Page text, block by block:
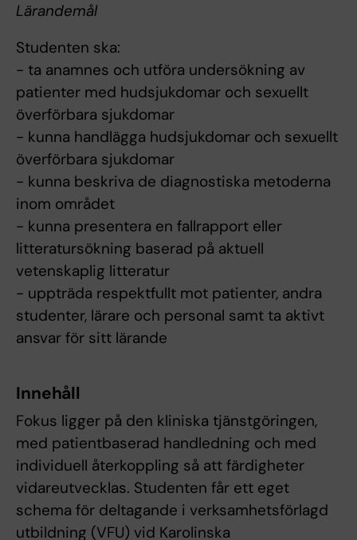
Lärandemål
Studenten ska:
- ta anamnes och utföra undersökning av
patienter med hudsjukdomar och sexuellt
överförbara sjukdomar
- kunna handlägga hudsjukdomar och sexuellt
överförbara sjukdomar
- kunna beskriva de diagnostiska metoderna
inom området
- kunna presentera en fallrapport eller
litteratursökning baserad på aktuell
vetenskaplig litteratur
- uppträda respektfullt mot patienter, andra
studenter, lärare och personal samt ta aktivt
ansvar för sitt lärande
Innehåll
Fokus ligger på den kliniska tjänstgöringen,
med patientbaserad handledning och med
individuell återkoppling så att färdigheter
vidareutvecklas. Studenten får ett eget
schema för deltagande i verksamhetsförlagd
utbildning (VFU) vid Karolinska